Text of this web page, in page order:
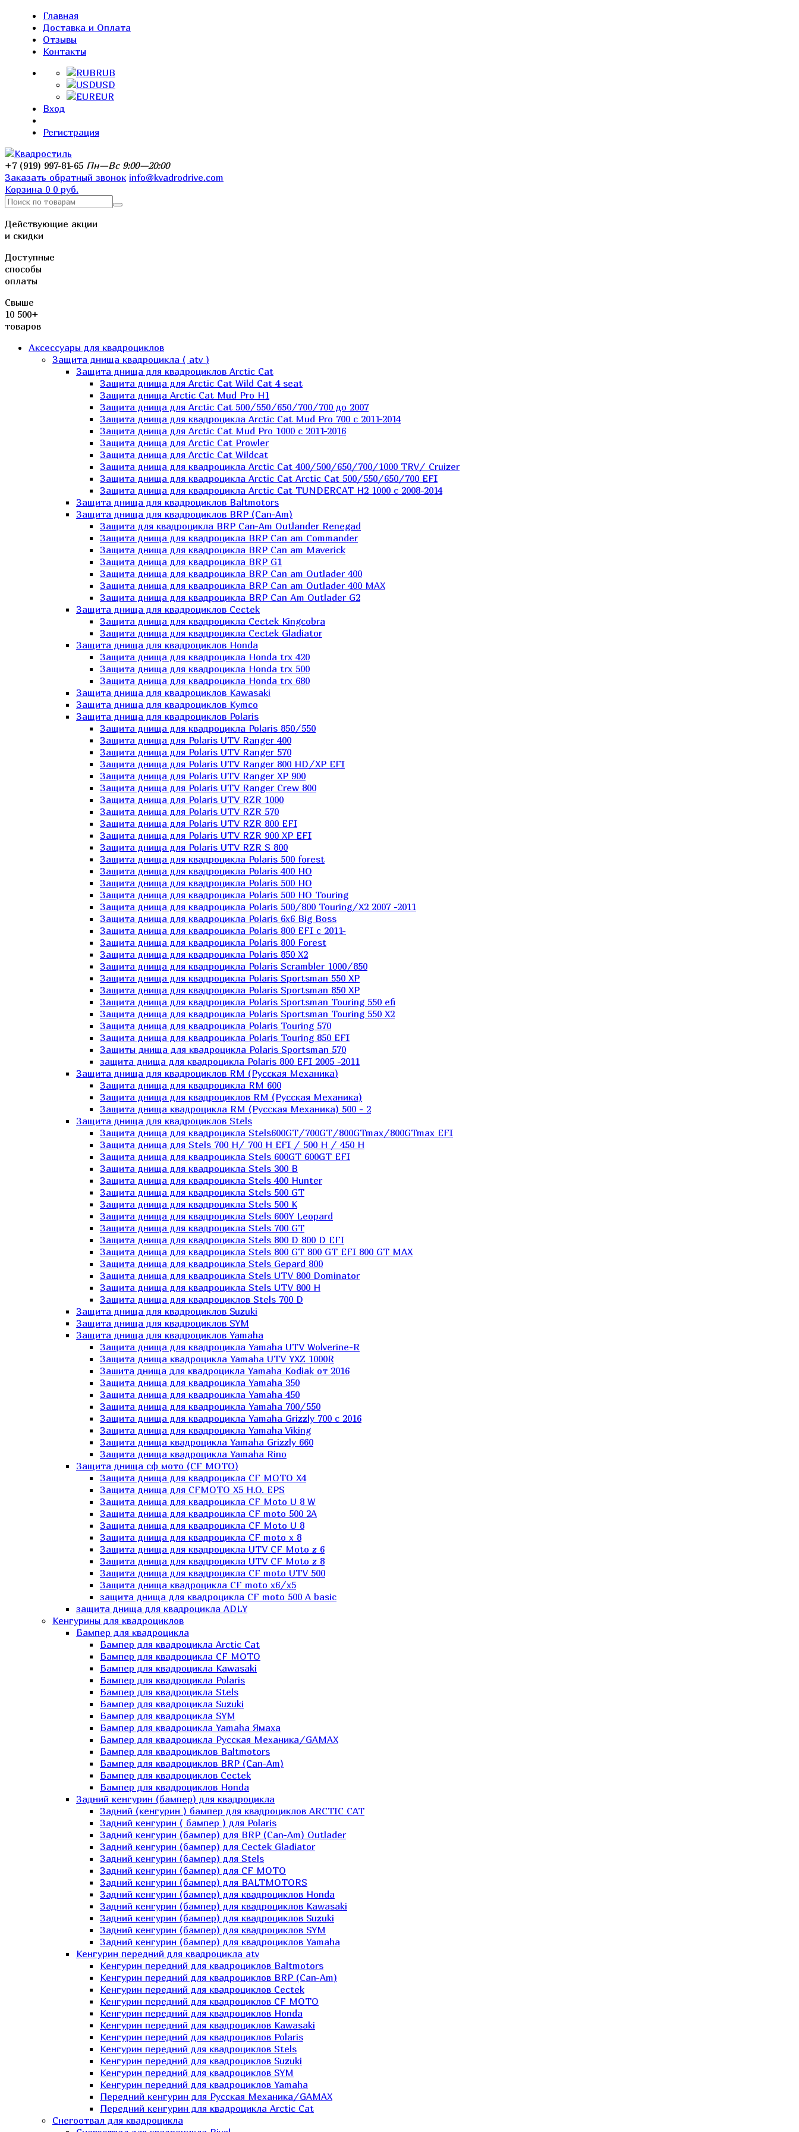
Главная
Доставка и Оплата
Отзывы
Контакты
RUB
USD
EUR
Вход
Регистрация
+7 (919) 997-81-65 Пн—Вс 9:00—20:00
Заказать обратный звонок info@kvadrodrive.com
Корзина 0 0 руб.
Действующие акции
и скидки
Доступные
способы
оплаты
Свыше
10 500+
товаров
Аксессуары для квадроциклов
Защита днища квадроцикла ( atv )
Защита днища для квадроциклов Arctic Cat
Защита днища для Arctic Cat Wild Cat 4 seat
Защита днища Arctic Cat Mud Pro H1
Защита днища для Arctic Cat 500/550/650/700/700 до 2007
Защита днища для квадроцикла Arctic Cat Mud Pro 700 с 2011-2014
Защита днища для Arctic Cat Mud Pro 1000 c 2011-2016
Защита днища для Arctic Cat Prowler
Защита днища для Arctic Cat Wildcat
Защита днища для квадроцикла Arctic Cat 400/500/650/700/1000 TRV/ Cruizer
Защита днища для квадроцикла Arctic Cat Arctic Cat 500/550/650/700 EFI
Защита днища для квадроцикла Arctic Cat TUNDERCAT H2 1000 c 2008-2014
Защита днища для квадроциклов Baltmotors
Защита днища для квадроциклов BRP (Can-Am)
Защита для квадроцикла BRP Can-Am Outlander Renegad
Защита днища для квадроцикла BRP Can am Commander
Защита днища для квадроцикла BRP Can am Maverick
Защита днища для квадроцикла BRP G1
Защита днища для квадроцикла BRP Can am Outlader 400
Защита днища для квадроцикла BRP Can am Outlader 400 MAX
Защита днища для квадроцикла BRP Can Аm Outlader G2
Защита днища для квадроциклов Cectek
Защита днища для квадроцикла Cectek Kingcobra
Защита днища для квадроцикла Cectek Gladiator
Защита днища для квадроциклов Honda
Защита днища для квадроцикла Honda trx 420
Защита днища для квадроцикла Honda trx 500
Защита днища для квадроцикла Honda trx 680
Защита днища для квадроциклов Kawasaki
Защита днища для квадроциклов Kymco
Защита днища для квадроциклов Polaris
Защита днища для квадроцикла Polaris 850/550
Защита днища для Polaris UTV Ranger 400
Защита днища для Polaris UTV Ranger 570
Защита днища для Polaris UTV Ranger 800 HD/XP EFI
Защита днища для Polaris UTV Ranger XP 900
Защита днища для Polaris UTV Ranger Сrew 800
Защита днища для Polaris UTV RZR 1000
Защита днища для Polaris UTV RZR 570
Защита днища для Polaris UTV RZR 800 EFI
Защита днища для Polaris UTV RZR 900 XP EFI
Защита днища для Polaris UTV RZR S 800
Защита днища для квадроцикла Polaris 500 forest
Защита днища для квадроцикла Polaris 400 HO
Защита днища для квадроцикла Polaris 500 HO
Защита днища для квадроцикла Polaris 500 HO Touring
Защита днища для квадроцикла Polaris 500/800 Touring/X2 2007 -2011
Защита днища для квадроцикла Polaris 6х6 Big Boss
Защита днища для квадроцикла Polaris 800 EFI с 2011-
Защита днища для квадроцикла Polaris 800 Forest
Защита днища для квадроцикла Polaris 850 X2
Защита днища для квадроцикла Polaris Scrambler 1000/850
Защита днища для квадроцикла Polaris Sportsman 550 XP
Защита днища для квадроцикла Polaris Sportsman 850 XP
Защита днища для квадроцикла Polaris Sportsman Touring 550 efi
Защита днища для квадроцикла Polaris Sportsman Touring 550 X2
Защита днища для квадроцикла Polaris Touring 570
Защита днища для квадроцикла Polaris Touring 850 EFI
Защиты днища для квадроцикла Polaris Sportsman 570
защита днища для квадроцикла Polaris 800 EFI 2005 -2011
Защита днища для квадроциклов RM (Русская Механика)
Защита днища для квадроцикла RM 600
Защита днища для квадроциклов RM (Русская Механика)
Защита днища квадроцикла RM (Русская Механика) 500 - 2
Защита днища для квадроциклов Stels
Защита днища для квадроцикла Stels600GT/700GT/800GTmax/800GTmax EFI
Защита днища для Stels 700 H/ 700 H EFI / 500 H / 450 H
Защита днища для квадроцикла Stels 600GT 600GT EFI
Защита днища для квадроцикла Stels 300 B
Защита днища для квадроцикла Stels 400 Hunter
Защита днища для квадроцикла Stels 500 GT
Защита днища для квадроцикла Stels 500 K
Защита днища для квадроцикла Stels 600Y Leopard
Защита днища для квадроцикла Stels 700 GT
Защита днища для квадроцикла Stels 800 D 800 D EFI
Защита днища для квадроцикла Stels 800 GT 800 GT EFI 800 GT MAX
Защита днища для квадроцикла Stels Gepard 800
Защита днища для квадроцикла Stels UTV 800 Dominator
Защита днища для квадроцикла Stels UTV 800 H
Защита днища для квадроциклов Stels 700 D
Защита днища для квадроциклов Suzuki
Защита днища для квадроциклов SYM
Защита днища для квадроциклов Yamaha
Защита днища для квадроцикла Yamaha UTV Wolverine-R
Защита днища квадроцикла Yamaha UTV YXZ 1000R
Зашита днища для квадроцикла Yamaha Kodiak от 2016
Защита днища для квадроцикла Yamaha 350
Защита днища для квадроцикла Yamaha 450
Защита днища для квадроцикла Yamaha 700/550
Защита днища для квадроцикла Yamaha Grizzly 700 с 2016
Защита днища для квадроцикла Yamaha Viking
Защита днища квадроцикла Yamaha Grizzly 660
Защита днища квадроцикла Yamaha Rino
Защита днища сф мото (CF MOTO)
Защита днища для квадроцикла CF MOTO X4
Защита днища для CFMOTO X5 H.O. EPS
Защита днища для квадроцикла CF Moto U 8 W
Защита днища для квадроцикла CF moto 500 2A
Защита днища для квадроцикла CF Moto U 8
Защита днища для квадроцикла CF moto x 8
Защита днища для квадроцикла UTV CF Moto z 6
Защита днища для квадроцикла UTV CF Moto z 8
Защита днища для квадроцикла СF moto UTV 500
Защита днища квадроцикла СF moto x6/x5
защита днища для квадроцикла CF moto 500 A basic
защита днища для квадроцикла ADLY
Кенгурины для квадроциклов
Бампер для квадроцикла
Бампер для квадроцикла Arctic Cat
Бампер для квадроцикла CF MOTO
Бампер для квадроцикла Kawasaki
Бампер для квадроцикла Polaris
Бампер для квадроцикла Stels
Бампер для квадроцикла Suzuki
Бампер для квадроцикла SYM
Бампер для квадроцикла Yamaha Ямаха
Бампер для квадроцикла Русская Механика/GAMAX
Бампер для квадроциклов Baltmotors
Бампер для квадроциклов BRP (Can-Am)
Бампер для квадроциклов Cectek
Бампер для квадроциклов Honda
Задний кенгурин (бампер) для квадроцикла
Задний (кенгурин ) бампер для квадроциклов ARCTIC CAT
Задний кенгурин ( бампер ) для Polaris
Задний кенгурин (бампер) для BRP (Can-Am) Outlader
Задний кенгурин (бампер) для Cectek Gladiator
Задний кенгурин (бампер) для Stels
Задний кенгурин (бампер) для СF MOTO
Задний кенгурин (бампер) для BALTMOTORS
Задний кенгурин (бампер) для квадроциклов Honda
Задний кенгурин (бампер) для квадроциклов Kawasaki
Задний кенгурин (бампер) для квадроциклов Suzuki
Задний кенгурин (бампер) для квадроциклов SYM
Задний кенгурин (бампер) для квадроциклов Yamaha
Кенгурин передний для квадроцикла atv
Кенгурин передний для квадроциклов Baltmotors
Кенгурин передний для квадроциклов BRP (Can-Am)
Кенгурин передний для квадроциклов Cectek
Кенгурин передний для квадроциклов CF MOTO
Кенгурин передний для квадроциклов Honda
Кенгурин передний для квадроциклов Kawasaki
Кенгурин передний для квадроциклов Polaris
Кенгурин передний для квадроциклов Stels
Кенгурин передний для квадроциклов Suzuki
Кенгурин передний для квадроциклов SYM
Кенгурин передний для квадроциклов Yamaha
Передний кенгурин для Русская Механика/GAMAX
Передний кенгурин для квадроцикла Arctic Cat
Снегоотвал для квадроцикла